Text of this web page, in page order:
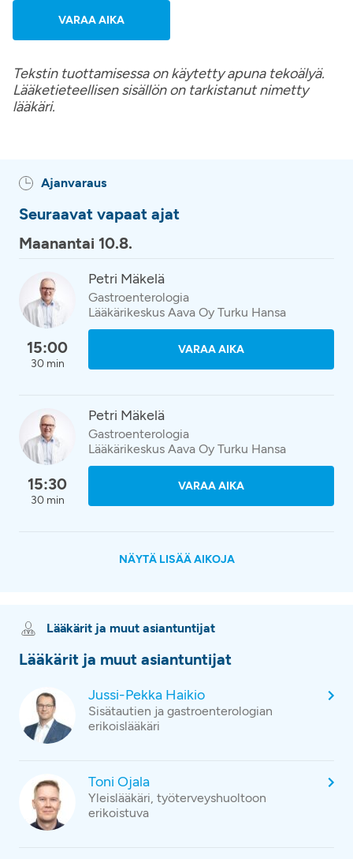
VARAA AIKA
Tekstin tuottamisessa on käytetty apuna tekoälyä.
Lääketieteellisen sisällön on tarkistanut nimetty
lääkäri.
Ajanvaraus
Seuraavat vapaat ajat
Maanantai 10.8.
15:00
30 min
Petri Mäkelä
Gastroenterologia
Lääkärikeskus Aava Oy Turku Hansa
VARAA AIKA
15:30
30 min
Petri Mäkelä
Gastroenterologia
Lääkärikeskus Aava Oy Turku Hansa
VARAA AIKA
NÄYTÄ LISÄÄ AIKOJA
Lääkärit ja muut asiantuntijat
Lääkärit ja muut asiantuntijat
Jussi-Pekka Haikio
Sisätautien ja gastroenterologian
erikoislääkäri
Toni Ojala
Yleislääkäri, työterveyshuoltoon
erikoistuva